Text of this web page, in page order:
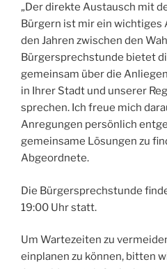
„Der direkte Austausch mit
Bürgern ist mir ein wichtiges
den Jahren zwischen den
Bürgersprechstunde bietet
gemeinsam über die
in Ihrer Stadt und unserer
sprechen. Ich freue mich
Anregungen persönlich
gemeinsame Lösungen zu
Abgeordnete.
Die Bürgersprechstunde
19:00 Uhr statt.
Um Wartezeiten zu
einplanen zu können, bitten